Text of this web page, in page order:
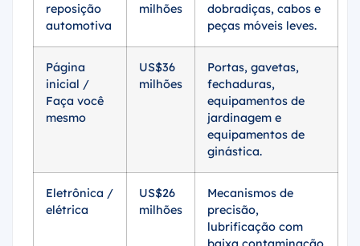
reposição
automotiva
milhões
dobradiças, cabos e
peças móveis leves.
Página
inicial /
Faça você
mesmo
US$36
milhões
Portas, gavetas,
fechaduras,
equipamentos de
jardinagem e
equipamentos de
ginástica.
Eletrônica /
elétrica
US$26
milhões
Mecanismos de
precisão,
lubrificação com